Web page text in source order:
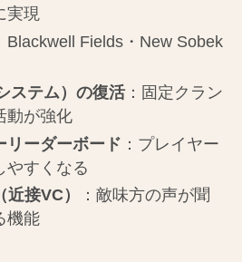
実現
Blackwell Fields・New Sobek
ステム）の復活：固定クラン
動が強化
リーダーボード ：プレイヤー
やすくなる
接VC）
：敵味方の声が聞
機能